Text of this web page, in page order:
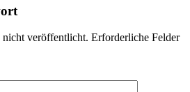
veröffentlicht. Erforderliche Felder